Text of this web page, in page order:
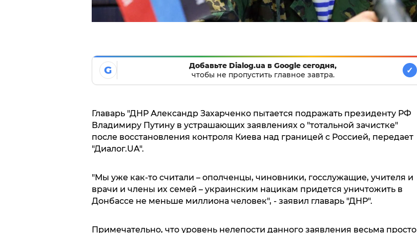
G
Добавьте Dialog.ua в Google сегодня,
чтобы не пропустить главное завтра.
✓
Главарь "ДНР Александр Захарченко пытается подражать президенту РФ
Владимиру Путину в устрашающих заявлениях о "тотальной зачистке"
после восстановления контроля Киева над границей с Россией, передает
"Диалог.UA".
"Мы уже как-то считали – ополченцы, чиновники, госслужащие, учителя и
врачи и члены их семей – украинским нацикам придется уничтожить в
Донбассе не меньше миллиона человек", - заявил главарь "ДНР".
Примечательно, что уровень нелепости данного заявления весьма просто